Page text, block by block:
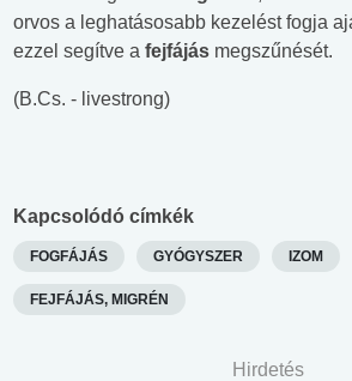
orvos a leghatásosabb kezelést fogja
ezzel segítve a fejfájás megszűnését.
(B.Cs. - livestrong)
Kapcsolódó címkék
FOGFÁJÁS GYÓGYSZER IZOM
FEJFÁJÁS, MIGRÉN
Hirdetés